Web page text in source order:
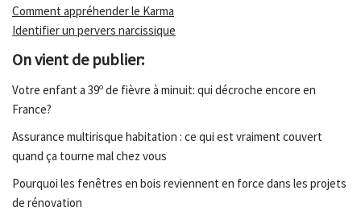
Comment appréhender le Karma
Identifier un pervers narcissique
On vient de publier:
Votre enfant a 39º de fièvre à minuit: qui décroche encore en
France?
Assurance multirisque habitation : ce qui est vraiment couvert
quand ça tourne mal chez vous
Pourquoi les fenêtres en bois reviennent en force dans les projets
de rénovation